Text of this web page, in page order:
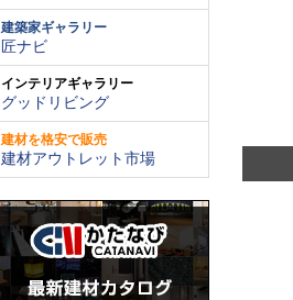
建築家ギャラリー
匠ナビ
インテリアギャラリー
グッドリビング
建材を格安で販売
建材アウトレット市場